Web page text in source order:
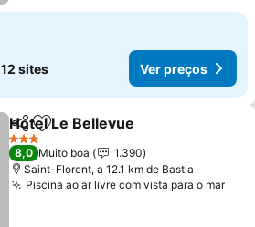
12 sites Ver preços
PartilharAdicionar aos favoritos
Hotel Le Bellevue
3 Estrelas
8,0 Muito boa
1.390
Saint-Florent, a 12.1 km de Bastia
Piscina ao ar livre com vista para o marVer